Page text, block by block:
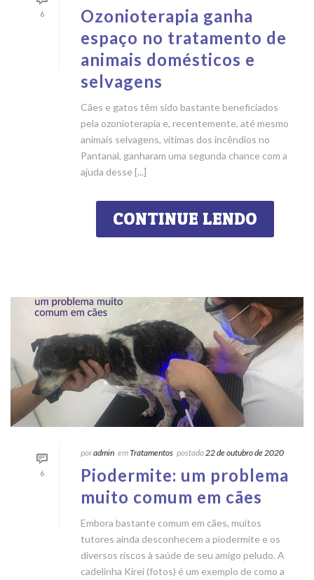
6
Ozonioterapia ganha
espaço no tratamento de
animais domésticos e
selvagens
Cães e gatos têm sido bastante beneficiados
pela ozonioterapia e, recentemente, até mesmo
animais selvagens, vítimas dos incêndios no
Pantanal, ganharam uma segunda chance com a
ajuda desse [...]
CONTINUE LENDO
6
poradmin emTratamentos postado 22 de outubro de 2020
Piodermite: um problema
muito comum em cães
Embora bastante comum em cães, muitos
tutores ainda desconhecem a piodermite e os
diversos riscos à saúde de seu amigo peludo. A
cadelinha Kirei (fotos) é um exemplo de como a